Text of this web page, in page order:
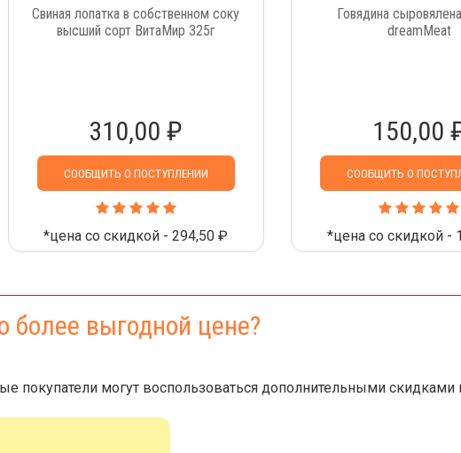
Свиная лопатка в собственном соку
высший сорт ВитаМир 325г
310,00 ₽
СООБЩИТЬ О ПОСТУПЛЕНИИ
*цена со скидкой - 294,50 ₽
Говядина
dreamMeat
150,00
СООБЩИТЬ О
*цена со скидкой -
более выгодной цене?
покупатели могут воспользоваться дополнительными скидками